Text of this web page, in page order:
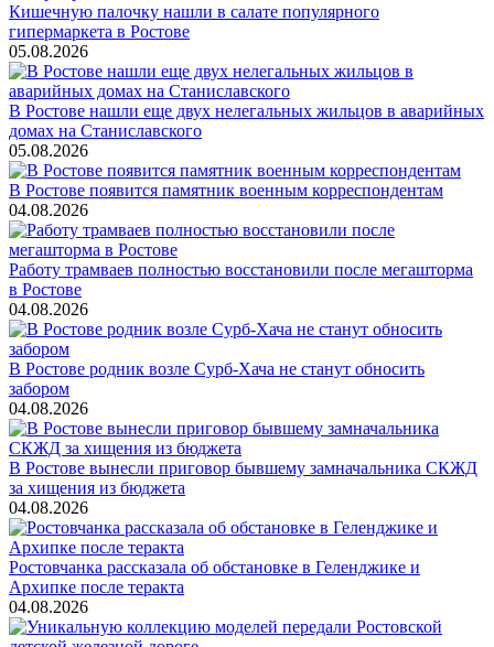
Кишечную палочку нашли в салате популярного
гипермаркета в Ростове
05.08.2026
В Ростове нашли еще двух нелегальных жильцов в аварийных
домах на Станиславского
05.08.2026
В Ростове появится памятник военным корреспондентам
04.08.2026
Работу трамваев полностью восстановили после мегашторма
в Ростове
04.08.2026
В Ростове родник возле Сурб-Хача не станут обносить
забором
04.08.2026
В Ростове вынесли приговор бывшему замначальника СКЖД
за хищения из бюджета
04.08.2026
Ростовчанка рассказала об обстановке в Геленджике и
Архипке после теракта
04.08.2026